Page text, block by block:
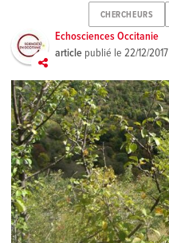
CHERCHEURS
Echosciences Occitanie
article publié le22/12/2017